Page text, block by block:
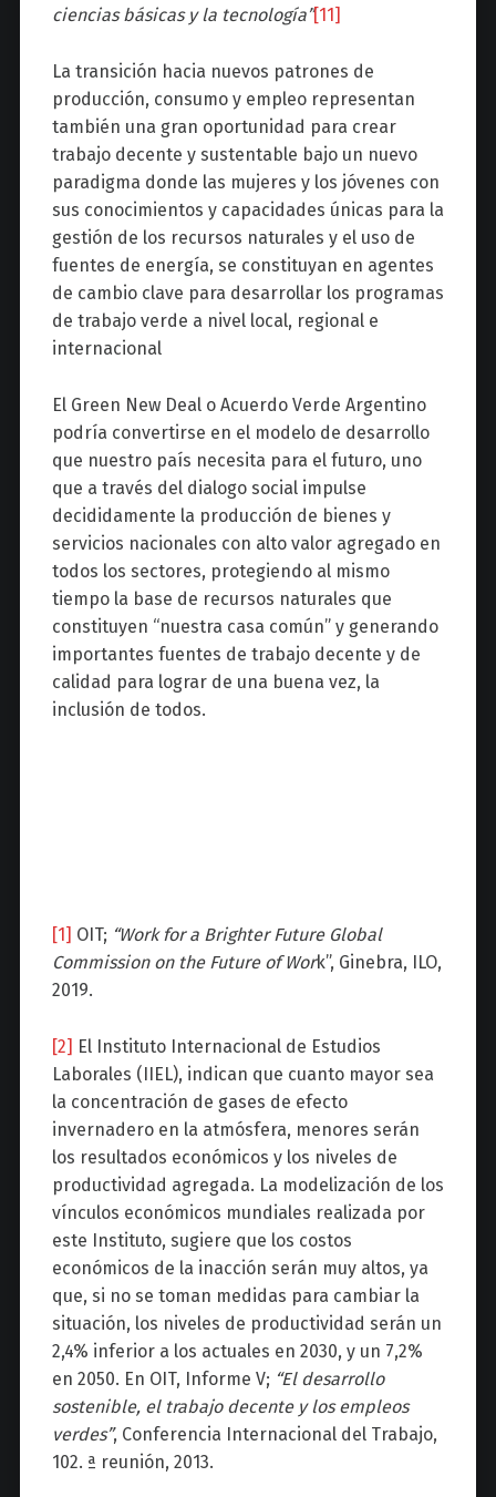
ciencias básicas y la tecnología”[11]
La transición hacia nuevos patrones de
producción, consumo y empleo representan
también una gran oportunidad para crear
trabajo decente y sustentable bajo un nuevo
paradigma donde las mujeres y los jóvenes con
sus conocimientos y capacidades únicas para la
gestión de los recursos naturales y el uso de
fuentes de energía, se constituyan en agentes
de cambio clave para desarrollar los programas
de trabajo verde a nivel local, regional e
internacional
El Green New Deal o Acuerdo Verde Argentino
podría convertirse en el modelo de desarrollo
que nuestro país necesita para el futuro, uno
que a través del dialogo social impulse
decididamente la producción de bienes y
servicios nacionales con alto valor agregado en
todos los sectores, protegiendo al mismo
tiempo la base de recursos naturales que
constituyen “nuestra casa común” y generando
importantes fuentes de trabajo decente y de
calidad para lograr de una buena vez, la
inclusión de todos.
[1] OIT; “Work for a Brighter Future Global
Commission on the Future of Work”, Ginebra, ILO,
2019.
[2] El Instituto Internacional de Estudios
Laborales (IIEL), indican que cuanto mayor sea
la concentración de gases de efecto
invernadero en la atmósfera, menores serán
los resultados económicos y los niveles de
productividad agregada. La modelización de los
vínculos económicos mundiales realizada por
este Instituto, sugiere que los costos
económicos de la inacción serán muy altos, ya
que, si no se toman medidas para cambiar la
situación, los niveles de productividad serán un
2,4% inferior a los actuales en 2030, y un 7,2%
en 2050. En OIT, Informe V; “El desarrollo
sostenible, el trabajo decente y los empleos
verdes”, Conferencia Internacional del Trabajo,
102. ª reunión, 2013.